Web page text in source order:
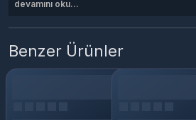
devamını oku...
Benzer Ürünler